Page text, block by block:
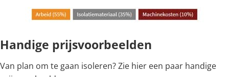
Handige prijsvoorbeelden
Van plan om te gaan isoleren? Zie hier een paar handige